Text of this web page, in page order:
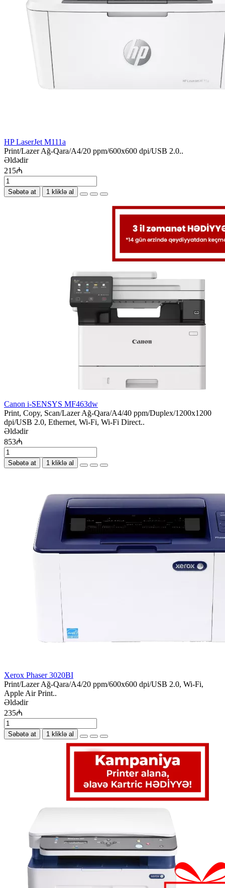
HP LaserJet M111a
Print/Lazer Ağ-Qara/A4/20 ppm/600x600 dpi/USB 2.0..
Əldədir
215₼
Səbətə at 1 kliklə al
Canon i-SENSYS MF463dw
Print, Copy, Scan/Lazer Ağ-Qara/A4/40 ppm/Duplex/1200x1200
dpi/USB 2.0, Ethernet, Wi-Fi, Wi-Fi Direct..
Əldədir
853₼
Səbətə at 1 kliklə al
Xerox Phaser 3020BI
Print/Lazer Ağ-Qara/A4/20 ppm/600x600 dpi/USB 2.0, Wi-Fi,
Apple Air Print..
Əldədir
235₼
Səbətə at 1 kliklə al